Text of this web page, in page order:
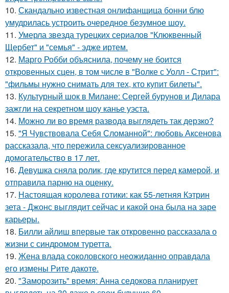
10. Скандально известная онлифанщица бонни блю
умудрилась устроить очередное безумное шоу.
11. Умерла звезда турецких сериалов "Клюквенный
Щербет" и "семья" - эдже иртем.
12. Марго Робби объяснила, почему не боится
откровенных сцен, в том числе в "Волке с Уолл - Стрит":
"фильмы нужно снимать для тех, кто купит билеты".
13. Культурный шок в Милане: Сергей бурунов и Дилара
зажгли на секретном шоу канье уэста.
14. Можно ли во время развода выглядеть так дерзко?
15. "Я Чувствовала Себя Сломанной": любовь Аксенова
рассказала, что пережила сексуализированное
домогательство в 17 лет.
16. Девушка сняла ролик, где крутится перед камерой, и
отправила парню на оценку.
17. Настоящая королева готики: как 55-летняя Кэтрин
зета - Джонс выглядит сейчас и какой она была на заре
карьеры.
18. Билли айлиш впервые так откровенно рассказала о
жизни с синдромом туретта.
19. Жена влада соколовского неожиданно оправдала
его измены Рите дакоте.
20. "Заморозить" время: Анна седокова планирует